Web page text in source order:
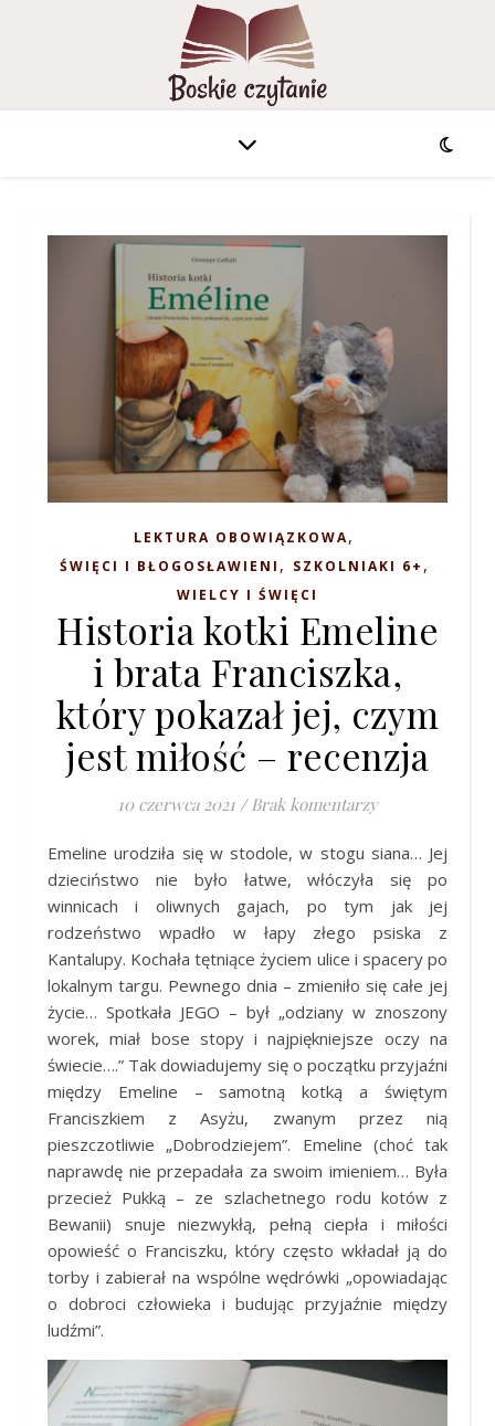
LEKTURA OBOWIĄZKOWA,
ŚWIĘCI I BŁOGOSŁAWIENI , SZKOLNIAKI 6+ ,
WIELCY I ŚWIĘCI
Historia kotki Emeline
i brata Franciszka,
który pokazał jej, czym
jest miłość – recenzja
10 czerwca 2021 / Brak komentarzy
Emeline urodziła się w stodole, w stogu siana… Jej
dzieciństwo nie było łatwe, włóczyła się po
winnicach i oliwnych gajach, po tym jak jej
rodzeństwo wpadło w łapy złego psiska z
Kantalupy. Kochała tętniące życiem ulice i spacery po
lokalnym targu. Pewnego dnia – zmieniło się całe jej
życie… Spotkała JEGO – był „odziany w znoszony
worek, miał bose stopy i najpiękniejsze oczy na
świecie….” Tak dowiadujemy się o początku przyjaźni
między Emeline – samotną kotką a świętym
Franciszkiem z Asyżu, zwanym przez nią
pieszczotliwie „Dobrodziejem”. Emeline (choć tak
naprawdę nie przepadała za swoim imieniem… Była
przecież Pukką – ze szlachetnego rodu kotów z
Bewanii) snuje niezwykłą, pełną ciepła i miłości
opowieść o Franciszku, który często wkładał ją do
torby i zabierał na wspólne wędrówki „opowiadając
o dobroci człowieka i budując przyjaźnie między
ludźmi”.